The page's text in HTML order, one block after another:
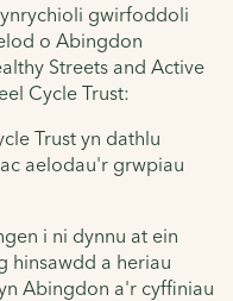
gwirfoddoli
o Abingdon
Streets and Active
Cycle Trust:
Trust yn dathlu
aelodau'r grwpiau
i ni dynnu at ein
hinsawdd a heriau
Abingdon a'r cyffiniau